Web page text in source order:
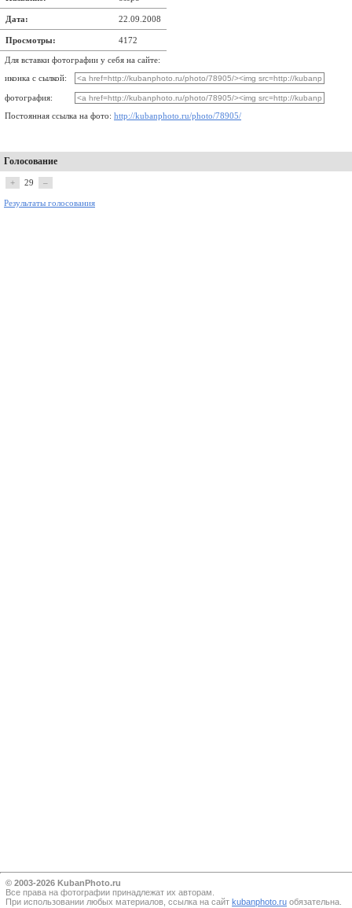
Дата: 22.09.2008
Просмотры: 4172
Для вставки фотографии у себя на сайте:
иконка с сылкой:
фотография:
Постоянная ссылка на фото: http://kubanphoto.ru/photo/78905/
Голосование
+ 29 –
Результаты голосования
© 2003-2026 KubanPhoto.ru
Все прaва на фотографии принадлежат их авторам.
При использовании любых материалов, ссылка на сайт kubanphoto.ru обязательна.